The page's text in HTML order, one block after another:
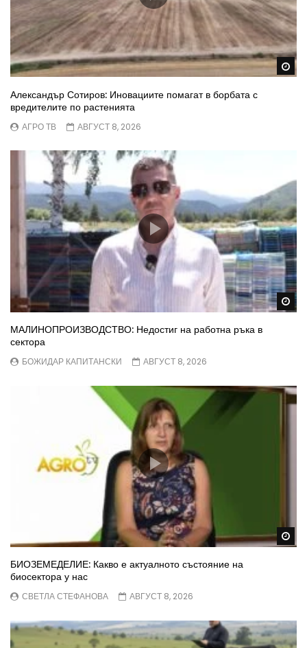
Александър Сотиров: Иновациите помагат в борбата с
вредителите по растенията
АГРО ТВ АВГУСТ 8, 2026
МАЛИНОПРОИЗВОДСТВО: Недостиг на работна ръка в
сектора
БОЖИДАР КАПИТАНСКИ АВГУСТ 8, 2026
БИОЗЕМЕДЕЛИЕ: Какво е актуалното състояние на
биосектора у нас
СВЕТЛА СТЕФАНОВА АВГУСТ 8, 2026